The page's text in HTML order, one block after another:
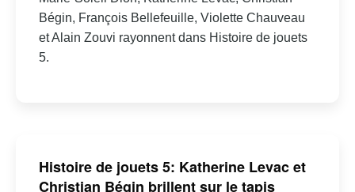
Bégin, François Bellefeuille, Violette Chauveau
et Alain Zouvi rayonnent dans Histoire de jouets
5.
Histoire de jouets 5: Katherine Levac et
Christian Bégin brillent sur le tapis